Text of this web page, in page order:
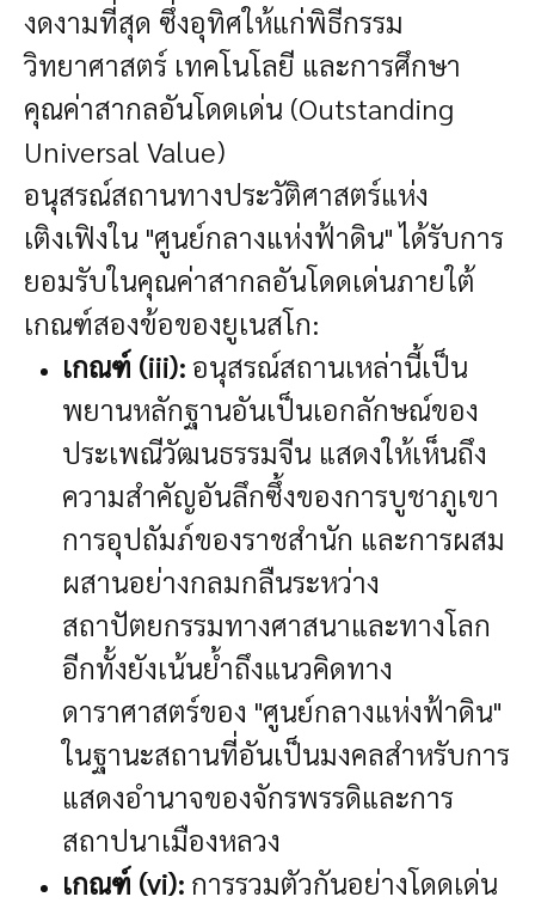
งดงามที่สุด ซึ่งอุทิศให้แก่พิธีกรรม
วิทยาศาสตร์ เทคโนโลยี และการศึกษา
คุณค่าสากลอันโดดเด่น (Outstanding
Universal Value)
อนุสรณ์สถานทางประวัติศาสตร์แห่ง
เติงเฟิงใน "ศูนย์กลางแห่งฟ้าดิน" ได้รับการ
ยอมรับในคุณค่าสากลอันโดดเด่นภายใต้
เกณฑ์สองข้อของยูเนสโก:
เกณฑ์ (iii):อนุสรณ์สถานเหล่านี้เป็น
พยานหลักฐานอันเป็นเอกลักษณ์ของ
ประเพณีวัฒนธรรมจีน แสดงให้เห็นถึง
ความสำคัญอันลึกซึ้งของการบูชาภูเขา
การอุปถัมภ์ของราชสำนัก และการผสม
ผสานอย่างกลมกลืนระหว่าง
สถาปัตยกรรมทางศาสนาและทางโลก
อีกทั้งยังเน้นย้ำถึงแนวคิดทาง
ดาราศาสตร์ของ "ศูนย์กลางแห่งฟ้าดิน"
ในฐานะสถานที่อันเป็นมงคลสำหรับการ
แสดงอำนาจของจักรพรรดิและการ
สถาปนาเมืองหลวง
เกณฑ์ (vi): การรวมตัวกันอย่างโดดเด่น